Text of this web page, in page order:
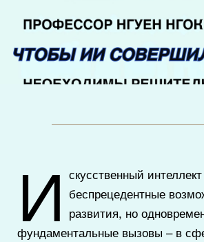
И скусственный
беспрецедентные
развития, но
фундаментальные вызовы – в